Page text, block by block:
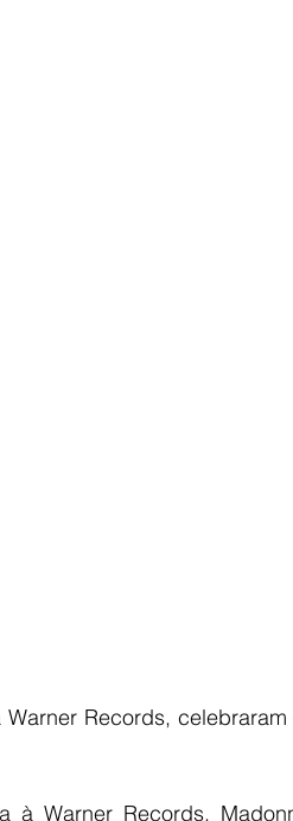
Records,
à Warner Records.